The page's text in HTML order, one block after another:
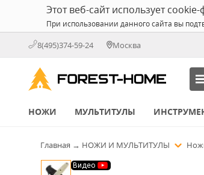
Этот веб-сайт использует
При использовании данного сайта вы
8(495)374-59-24 Москва
НОЖИ МУЛЬТИТУЛЫ
Главная → НОЖИ И МУЛЬТИТУЛЫ
Видео